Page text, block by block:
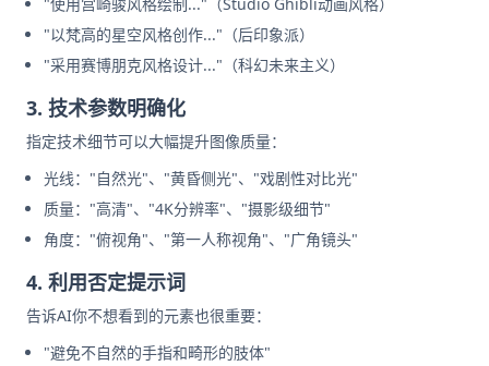
"以梵高的星空风格创作..."（后印象派）
"采用赛博朋克风格设计..."（科幻未来主义）
3. 技术参数明确化
指定技术细节可以大幅提升图像质量：
光线："自然光"、"黄昏侧光"、"戏剧性对比光"
质量："高清"、"4K分辨率"、"摄影级细节"
角度："俯视角"、"第一人称视角"、"广角镜头"
4. 利用否定提示词
告诉AI你不想看到的元素也很重要：
"避免不自然的手指和畸形的肢体"